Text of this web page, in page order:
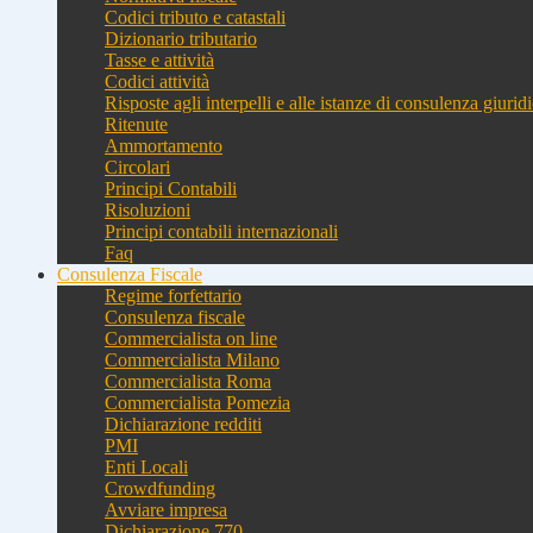
Codici tributo e catastali
Dizionario tributario
Tasse e attività
Codici attività
Risposte agli interpelli e alle istanze di consulenza
Ritenute
Ammortamento
Circolari
Principi Contabili
Risoluzioni
Principi contabili internazionali
Faq
Consulenza Fiscale
Regime forfettario
Consulenza fiscale
Commercialista on line
Commercialista Milano
Commercialista Roma
Commercialista Pomezia
Dichiarazione redditi
PMI
Enti Locali
Crowdfunding
Avviare impresa